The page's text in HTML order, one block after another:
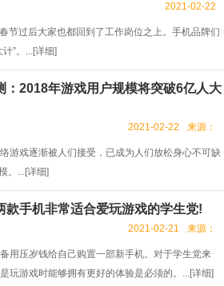
2021-02-22
节过后大家也都回到了工作岗位之上。手机品牌们
”。...[详细]
：2018年游戏用户规模将突破6亿人大
来源：
2021-02-22
游戏逐渐被人们接受，已成为人们放松身心不可缺
。...[详细]
款手机非常适合爱玩游戏的学生党!
来源：
2021-02-21
用压岁钱给自己购置一部新手机。对于学生党来
玩游戏时能够拥有更好的体验是必须的。...[详细]